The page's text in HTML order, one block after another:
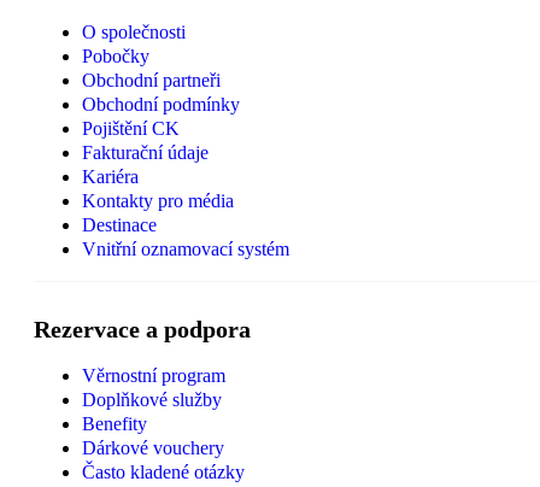
O společnosti
Pobočky
Obchodní partneři
Obchodní podmínky
Pojištění CK
Fakturační údaje
Kariéra
Kontakty pro média
Destinace
Vnitřní oznamovací systém
Rezervace a podpora
Věrnostní program
Doplňkové služby
Benefity
Dárkové vouchery
Často kladené otázky